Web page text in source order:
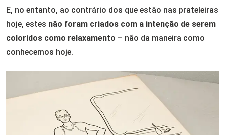
E, no entanto, ao contrário dos que estão nas prateleiras
hoje, estes não foram criados com a intenção de serem
coloridos como relaxamento – não da maneira como
conhecemos hoje.